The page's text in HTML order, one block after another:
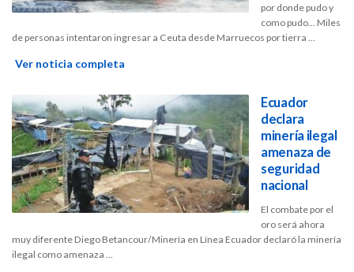
por donde pudo y
como pudo... Miles
de personas intentaron ingresar a Ceuta desde Marruecos por tierra ...
Ver noticia completa
Ecuador
declara
minería ilegal
amenaza de
seguridad
nacional
El combate por el
oro será ahora
muy diferente Diego Betancour/Minería en Línea Ecuador declaró la minería
ilegal como amenaza ...